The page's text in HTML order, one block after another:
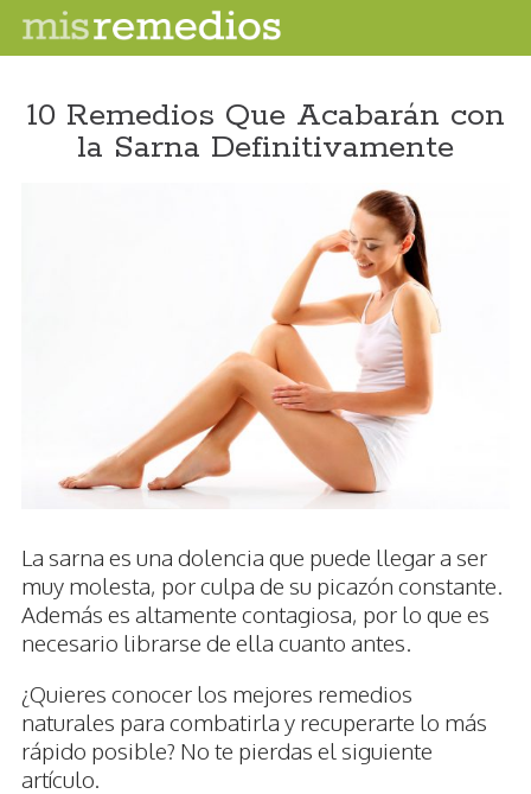
10 Remedios Que Acabarán con
la Sarna Definitivamente
La sarna es una dolencia que puede llegar a ser
muy molesta, por culpa de su picazón constante.
Además es altamente contagiosa, por lo que es
necesario librarse de ella cuanto antes.
¿Quieres conocer los mejores remedios
naturales para combatirla y recuperarte lo más
rápido posible? No te pierdas el siguiente
artículo.